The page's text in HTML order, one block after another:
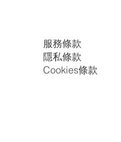
服務條款
隱私條款
Cookies條款